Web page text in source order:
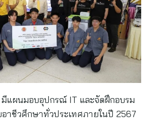
มีแผนมอบอุปกรณ์ IT และจัดฝึกอบรม
าชีวศึกษาทั่วประเทศภายในปี 2567